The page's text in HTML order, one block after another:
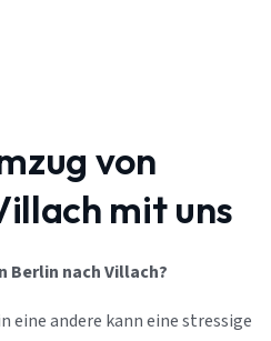
von
mit uns
Berlin nach Villach?
eine andere kann eine stressige